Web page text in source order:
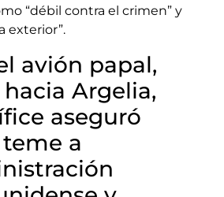
“débil contra el crimen” y
exterior”.
avión papal,
Argelia,
aseguró
a